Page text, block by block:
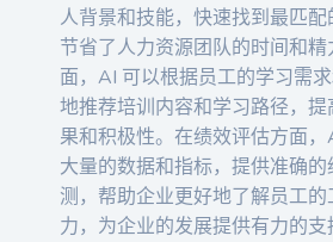
人背景和技能，快速找到最匹
节省了人力资源团队的时间和
面，AI 可以根据员工的学习需
地推荐培训内容和学习路径，
果和积极性。在绩效评估方面
大量的数据和指标，提供准确
测，帮助企业更好地了解员工
力，为企业的发展提供有力的支